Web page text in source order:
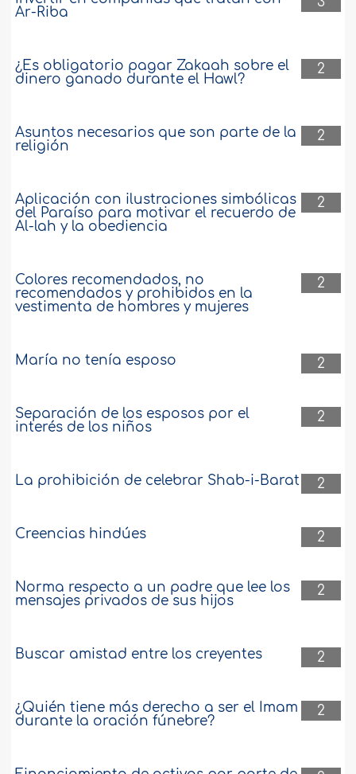
Ar-Riba
2
¿Es obligatorio pagar Zakaah sobre el
dinero ganado durante el Hawl?
2
Asuntos necesarios que son parte de la
religión
2
Aplicación con ilustraciones simbólicas
del Paraíso para motivar el recuerdo de
Al-lah y la obediencia
2
Colores recomendados, no
recomendados y prohibidos en la
vestimenta de hombres y mujeres
2
María no tenía esposo
2
Separación de los esposos por el
interés de los niños
2
La prohibición de celebrar Shab-i-Barat
2
Creencias hindúes
2
Norma respecto a un padre que lee los
mensajes privados de sus hijos
2
Buscar amistad entre los creyentes
2
¿Quién tiene más derecho a ser el Imam
durante la oración fúnebre?